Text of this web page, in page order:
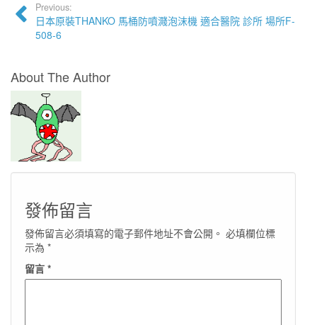
Previous:
日本原裝THANKO 馬桶防噴濺泡沫機 適合醫院 診所 場所F-
508-6
About The Author
發佈留言
發佈留言必須填寫的電子郵件地址不會公開。 必填欄位標
示為 *
留言 *